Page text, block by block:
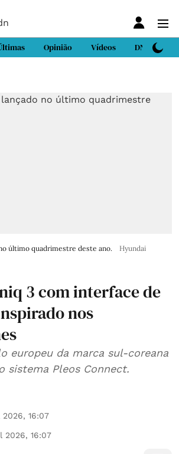
Opinião Vídeos DN Sport
último quadrimestre deste ano. Hyundai
3 com interface de
nos
europeu da marca sul-coreana
sistema Pleos Connect.
16:07
2026, 16:07